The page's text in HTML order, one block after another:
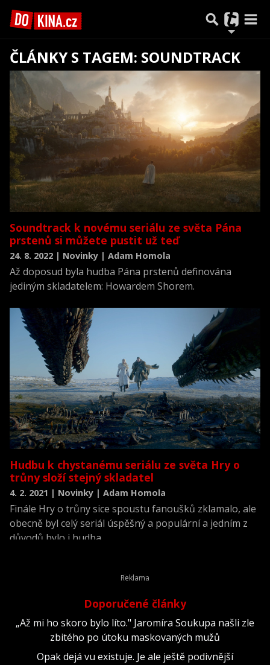
ČLÁNKY S TAGEM: SOUNDTRACK
Soundtrack k novému seriálu ze světa Pána
prstenů si můžete pustit už teď
24. 8. 2022 | Novinky | Adam Homola
Až doposud byla hudba Pána prstenů definována
jediným skladatelem: Howardem Shorem.
Hudbu k chystanému seriálu ze světa Hry o
trůny složí stejný skladatel
4. 2. 2021 | Novinky | Adam Homola
Finále Hry o trůny sice spoustu fanoušků zklamalo, ale
obecně byl celý seriál úspěšný a populární a jedním z
důvodů bylo i hudba.
Doporučené články
„Až mi ho skoro bylo líto." Jaromíra Soukupa našli zle
zbitého po útoku maskovaných mužů
Opak dejá vu existuje. Je ale ještě podivnější